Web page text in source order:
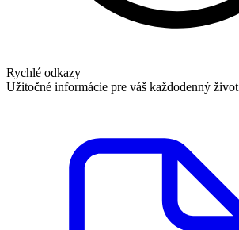
Rychlé odkazy
Užitočné informácie pre váš každodenný život